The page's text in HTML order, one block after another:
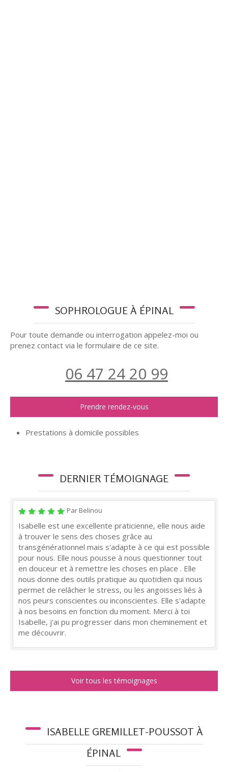
SOPHROLOGUE À ÉPINAL
Pour toute demande ou interrogation appelez-moi ou
prenez contact via le formulaire de ce site.
06 47 24 20 99
Prendre rendez-vous
Prestations à domicile possibles
DERNIER TÉMOIGNAGE
Par Belinou
Isabelle est une excellente praticienne, elle nous aide
à trouver le sens des choses grâce au
transgénérationnel mais s'adapte à ce qui est possible
pour nous. Elle nous pousse à nous questionner tout
en douceur et à remettre les choses en place . Elle
nous donne des outils pratique au quotidien qui nous
permet de relâcher le stress, ou les angoisses liés à
nos peurs conscientes ou inconscientes. Elle s'adapte
à nos besoins en fonction du moment. Merci à toi
Isabelle, j'ai pu progresser dans mon cheminement et
me découvrir.
Voir tous les témoignages
ISABELLE GREMILLET-POUSSOT À
ÉPINAL